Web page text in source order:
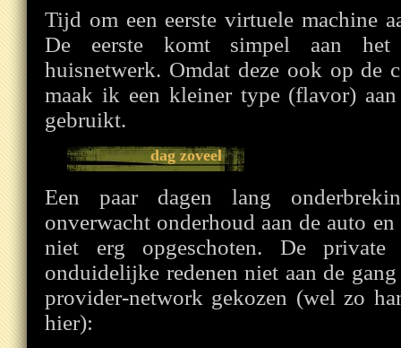
Tijd om een eerste virtuele machine
De eerste komt simpel aan het
huisnetwerk. Omdat deze ook op de
maak ik een kleiner type (flavor)
gebruikt.
dag zoveel
Een paar dagen lang
onverwacht onderhoud aan de auto
niet erg opgeschoten. De
onduidelijke redenen niet aan de
provider-network gekozen (wel zo
hier):